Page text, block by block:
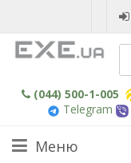
(044) 500-1-005
Telegram
Меню